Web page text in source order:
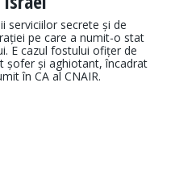
serviciilor secrete și de
pe care a numit-o stat
E cazul fostului ofițer de
șofer și aghiotant, încadrat
în CA al CNAIR.